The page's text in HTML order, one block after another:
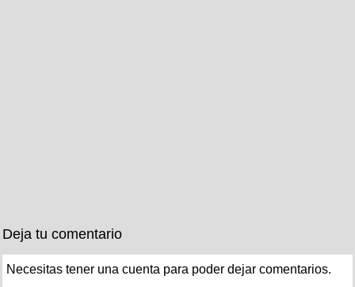
Deja tu comentario
Necesitas tener una cuenta para poder dejar comentarios.